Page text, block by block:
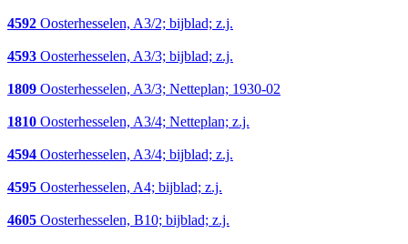
4592 Oosterhesselen, A3/2; bijblad; z.j.
4593 Oosterhesselen, A3/3; bijblad; z.j.
1809 Oosterhesselen, A3/3; Netteplan; 1930-02
1810 Oosterhesselen, A3/4; Netteplan; z.j.
4594 Oosterhesselen, A3/4; bijblad; z.j.
4595 Oosterhesselen, A4; bijblad; z.j.
4605 Oosterhesselen, B10; bijblad; z.j.